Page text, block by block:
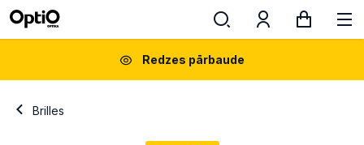
Redzes pārbaude
Brilles